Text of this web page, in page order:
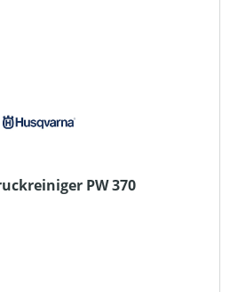
PW 370